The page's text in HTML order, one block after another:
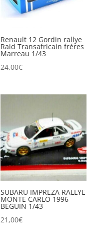
Renault 12 Gordin rallye
Raid Transafricain fréres
Marreau 1/43
24,00€
SUBARU IMPREZA RALLYE
MONTE CARLO 1996
BEGUIN 1/43
21,00€